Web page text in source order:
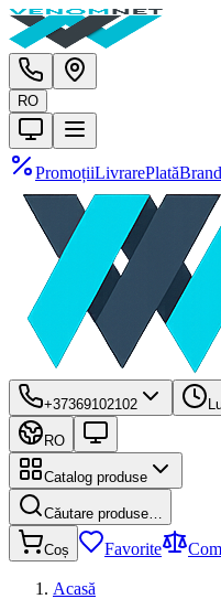
RO
PromoțiiLivrarePlată
+37369102102
RO
Catalog produse
Căutare produse…
Coș Favorite
Acasă